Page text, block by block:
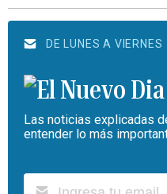
DE LUNES A VIERNES
Las noticias explicadas
entender lo más